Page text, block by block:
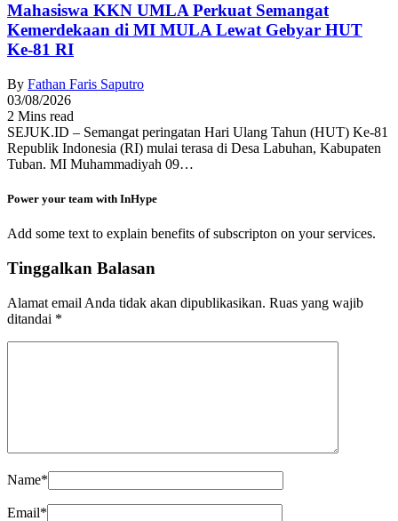
Mahasiswa KKN UMLA Perkuat Semangat
Kemerdekaan di MI MULA Lewat Gebyar HUT
Ke-81 RI
By Fathan Faris Saputro
03/08/2026
2 Mins read
SEJUK.ID – Semangat peringatan Hari Ulang Tahun (HUT) Ke-81
Republik Indonesia (RI) mulai terasa di Desa Labuhan, Kabupaten
Tuban. MI Muhammadiyah 09…
Power your team with InHype
Add some text to explain benefits of subscripton on your services.
Tinggalkan Balasan
Alamat email Anda tidak akan dipublikasikan. Ruas yang wajib
ditandai *
Name*
Email*